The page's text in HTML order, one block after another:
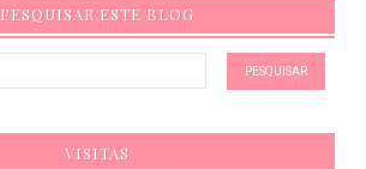
PESQUISAR ESTE BLOG
VISITAS